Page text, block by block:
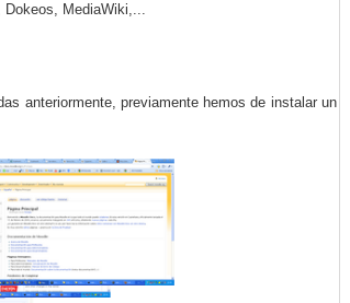
Dokeos, MediaWiki,...
anteriormente, previamente hemos de instalar un